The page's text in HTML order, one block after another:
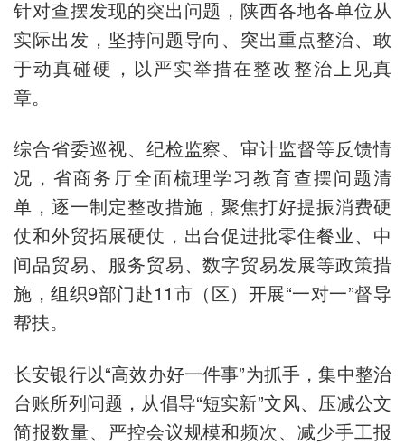
针对查摆发现的突出问题，陕西各地各单位从
实际出发，坚持问题导向、突出重点整治、敢
于动真碰硬，以严实举措在整改整治上见真
章。
综合省委巡视、纪检监察、审计监督等反馈情
况，省商务厅全面梳理学习教育查摆问题清
单，逐一制定整改措施，聚焦打好提振消费硬
仗和外贸拓展硬仗，出台促进批零住餐业、中
间品贸易、服务贸易、数字贸易发展等政策措
施，组织9部门赴11市（区）开展“一对一”督导
帮扶。
长安银行以“高效办好一件事”为抓手，集中整治
台账所列问题，从倡导“短实新”文风、压减公文
简报数量、严控会议规模和频次、减少手工报